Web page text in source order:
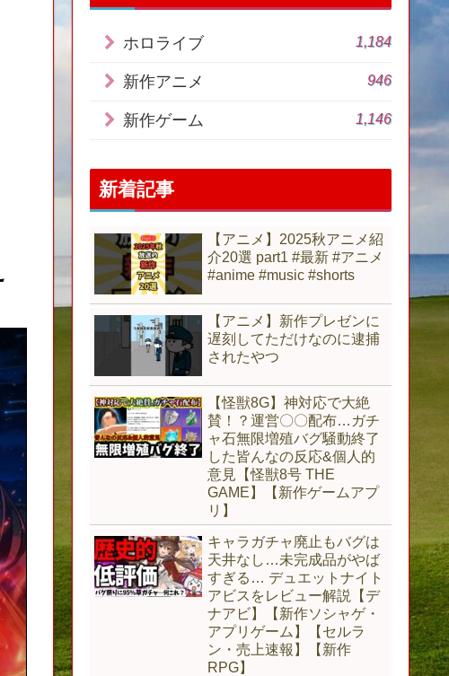
ホロライブ 1,184
新作アニメ 946
新作ゲーム 1,146
新着記事
【アニメ】2025秋アニメ紹
介20選 part1 #最新 #アニメ
#anime #music #shorts
【アニメ】新作プレゼンに
遅刻してただけなのに逮捕
されたやつ
【怪獣8G】神対応で大絶
賛！？運営〇〇配布…ガチ
ャ石無限増殖バグ騒動終了
した皆んなの反応&個人的
意見【怪獣8号 THE
GAME】【新作ゲームアプ
リ】
キャラガチャ廃止もバグは
天井なし…未完成品がやば
すぎる… デュエットナイト
アビスをレビュー解説【デ
ナアビ】【新作ソシャゲ・
アプリゲーム】【セルラ
ン・売上速報】【新作
RPG】